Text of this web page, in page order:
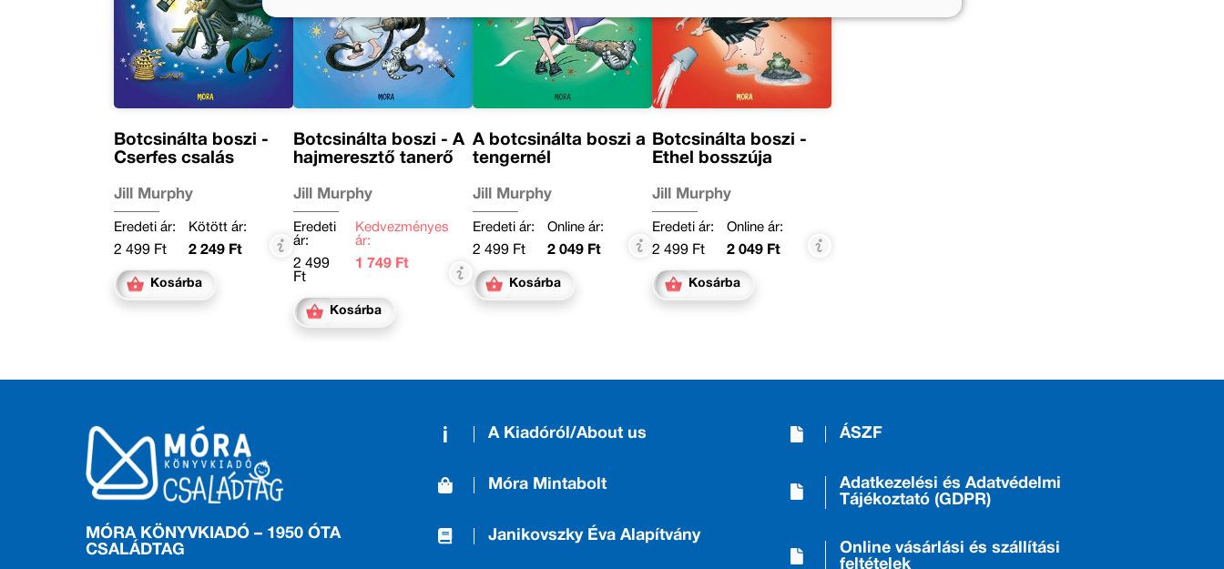
Botcsinálta boszi -
Cserfes csalás
Jill Murphy
Eredeti ár:
2 499 Ft
Kötött ár:
2 249 Ft
Kosárba
Botcsinálta boszi - A
hajmeresztő tanerő
Jill Murphy
Eredeti
ár:
2 499
Ft
Kedvezményes
ár:
1 749 Ft
Kosárba
A botcsinálta boszi a
tengernél
Jill Murphy
Eredeti ár:
2 499 Ft
Online ár:
2 049 Ft
Kosárba
Botcsinálta boszi -
Ethel bosszúja
Jill Murphy
Eredeti ár:
2 499 Ft
Online ár:
2 049 Ft
Kosárba
MÓRA KÖNYVKIADÓ – 1950 ÓTA
CSALÁDTAG
A Kiadóról/About us
Móra Mintabolt
Janikovszky Éva Alapítvány
ÁSZF
Adatkezelési és Adatvédelmi
Tájékoztató (GDPR)
Online vásárlási és szállítási
feltételek